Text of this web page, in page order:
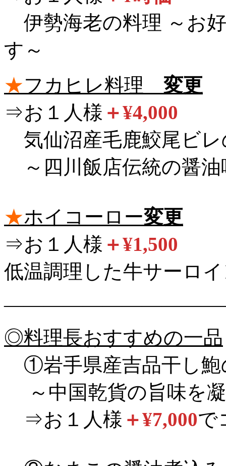
伊勢海老の料理 ～お
す～
★フカヒレ料理 変更
⇒お１人様 ＋¥4,000
気仙沼産毛鹿鮫尾ビレ
～四川飯店伝統の醤油
★ホイコーロー変更
⇒お１人様 ＋¥1,500
低温調理した牛サーロ
◎料理長おすすめの一品
①岩手県産吉品干し鮑
～中国乾貨の旨味を
⇒お１人様 ＋¥7,000で